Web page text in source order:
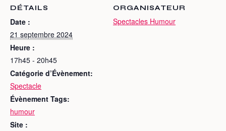
DÉTAILS
Date :
21 septembre 2024
Heure :
17h45 - 20h45
Catégorie d’Évènement:
Spectacle
Évènement Tags:
humour
Site :
ORGANISATEUR
Spectacles Humour